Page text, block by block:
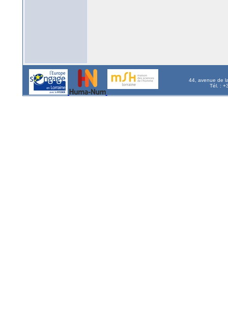
44, avenue de
Tél. :